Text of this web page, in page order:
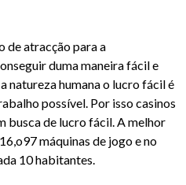
de atracção para a
duma maneira fácil e
natureza humana o lucro fácil é
possível. Por isso casinos
busca de lucro fácil. A melhor
máquinas de jogo e no
10 habitantes.